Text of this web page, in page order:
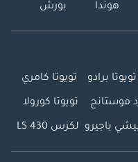
هوندا بورش
تويوتا برادو تويوتا كامري
موستانج تويوتا كورولا
باجيرو لكزس LS 430